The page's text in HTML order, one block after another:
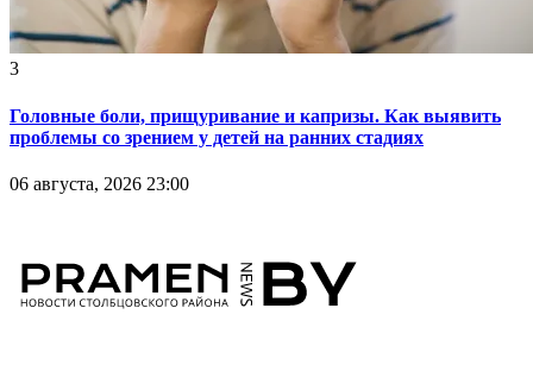
3
Головные боли, прищуривание и капризы. Как выявить
проблемы со зрением у детей на ранних стадиях
06 августа, 2026 23:00